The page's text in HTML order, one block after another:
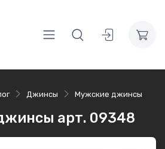
Джинсы Мужские джинсы
арт. 09348